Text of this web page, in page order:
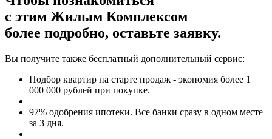
с этим Жилым Комплексом
более подробно, оставьте заявку.
Вы получите также бесплатный дополнительный сервис:
Подбор квартир на старте продаж - экономия более 1
000 000 рублей при покупке.
97% одобрения ипотеки. Все банки сразу в одном месте
за 3 дня.